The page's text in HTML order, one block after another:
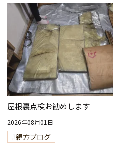
屋根裏点検お勧めします
2026年08月01日
親方ブログ